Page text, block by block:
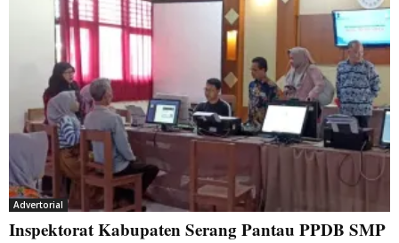
Advertorial
Inspektorat Kabupaten Serang Pantau PPDB SMP